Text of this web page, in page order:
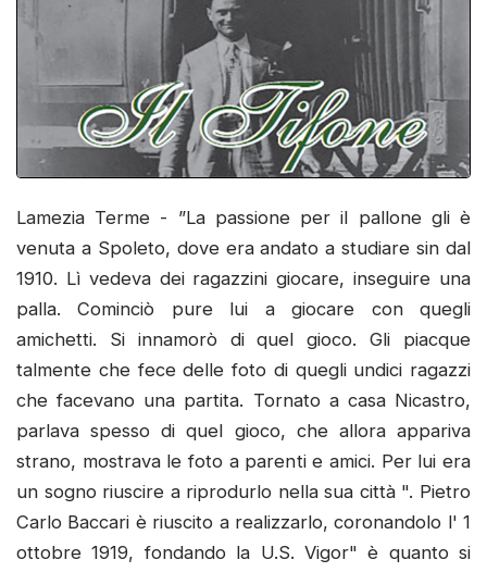
Lamezia Terme - ”La passione per il pallone gli è
venuta a Spoleto, dove era andato a studiare sin dal
1910. Lì vedeva dei ragazzini giocare, inseguire una
palla. Cominciò pure lui a giocare con quegli
amichetti. Si innamorò di quel gioco. Gli piacque
talmente che fece delle foto di quegli undici ragazzi
che facevano una partita. Tornato a casa Nicastro,
parlava spesso di quel gioco, che allora appariva
strano, mostrava le foto a parenti e amici. Per lui era
un sogno riuscire a riprodurlo nella sua città ". Pietro
Carlo Baccari è riuscito a realizzarlo, coronandolo l' 1
ottobre 1919, fondando la U.S. Vigor" è quanto si